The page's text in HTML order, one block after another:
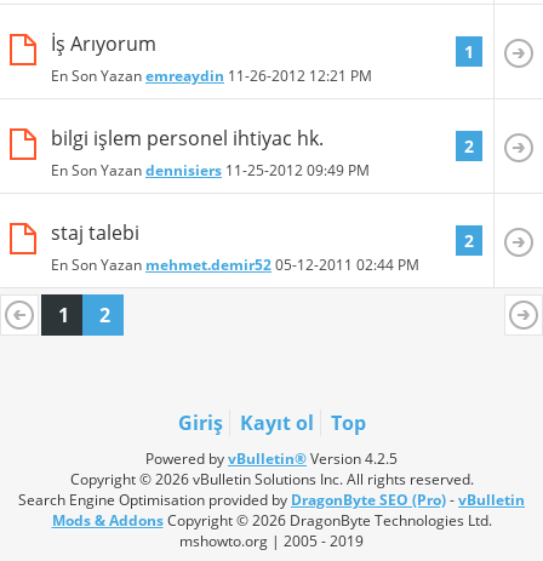
İş Arıyorum
En Son Yazanemreaydin 11-26-2012 12:21 PM
1
bilgi işlem personel ihtiyac hk.
En Son Yazandennisiers 11-25-201209:49 PM
2
staj talebi
En Son Yazan mehmet.demir5205-12-2011 02:44 PM
2
1 2
Giriş Kayıt ol Top
Powered byvBulletin®Version 4.2.5
Copyright © 2026 vBulletin Solutions Inc. All rights reserved.
Search Engine Optimisation provided by DragonByte SEO (Pro)-vBulletin
Mods & AddonsCopyright © 2026 DragonByte Technologies Ltd.
mshowto.org | 2005 - 2019